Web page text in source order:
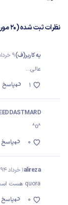
نظرات ثبت شده (20 مورد)
یه کاربر(ف)9 خرداد 1394
عالی...
پاسخ
1
DASTMARD
^o^
پاسخ
0
alireza1 خرداد 1394
quora هست اسم اون سایت،نه qurao
پاسخ
0